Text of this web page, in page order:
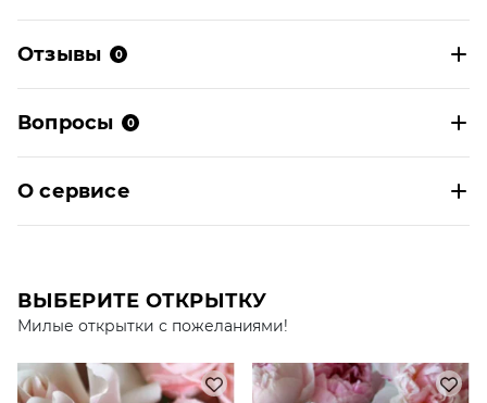
Отзывы 0
Вопросы 0
О сервисе
ВЫБЕРИТЕ ОТКРЫТКУ
Милые открытки с пожеланиями!